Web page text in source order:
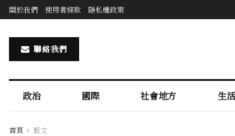
關於我們 使用者條款 隱私權政策
聯絡我們
政治 國際 社會地方 生活
首頁 藝文